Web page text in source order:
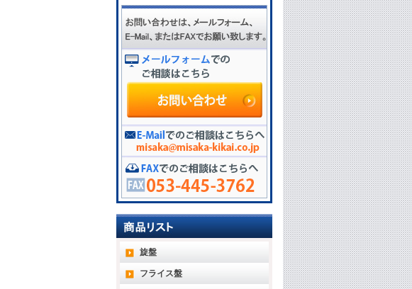
旋盤
フライス盤